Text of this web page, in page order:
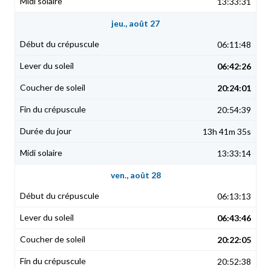
jeu., août 27
06:11:48
06:42:26
20:24:01
20:54:39
13h 41m 35s
13:33:14
ven., août 28
06:13:13
06:43:46
20:22:05
20:52:38